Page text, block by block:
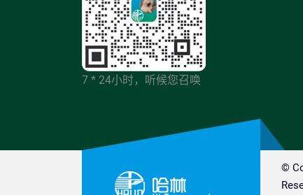
7 * 24小时，听候您召唤
©